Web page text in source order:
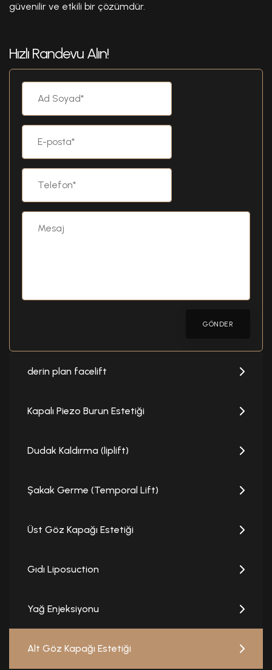
derin plan facelift
Kapalı Piezo Burun Estetiği
Dudak Kaldırma (liplift)
Şakak Germe (Temporal Lift)
Üst Göz Kapağı Estetiği
Gıdı Liposuction
Yağ Enjeksiyonu
Alt Göz Kapağı Estetiği
Hızlı Randevu Alın!
GÖNDER
güvenilir ve etkili bir çözümdür.